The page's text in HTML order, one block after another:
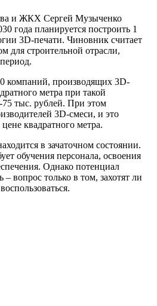
и ЖКХ Сергей Музыченко
года планируется построить 1
3D-печати. Чиновник считает
для строительной отрасли,
компаний, производящих 3D-
метра при такой
75 тыс. рублей. При этом
3D-смеси, и это
квадратного метра.
в зачаточном состоянии.
обучения персонала, освоения
Однако потенциал
– вопрос только в том, захотят ли